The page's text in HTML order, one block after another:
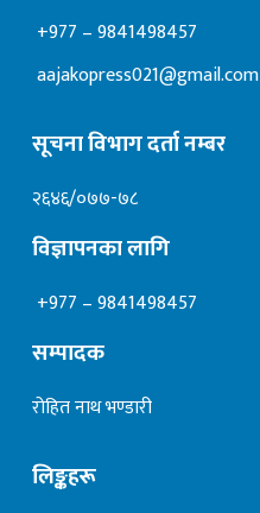
+977 – 9841498457
aajakopress021@gmail.com
सूचना विभाग दर्ता नम्बर
२६४६/०७७-७८
विज्ञापनका लागि
+977 – 9841498457
सम्पादक
रोहित नाथ भण्डारी
लिङ्कहरू